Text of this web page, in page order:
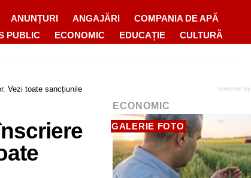
ANUNȚURI ANGAJĂRI
COMPANIA DE APĂ
PUBLIC ECONOMIC EDUCAȚIE CULTURĂ
Vezi toate sancțiunile
powered by
ECONOMIC
GALERIE FOTO